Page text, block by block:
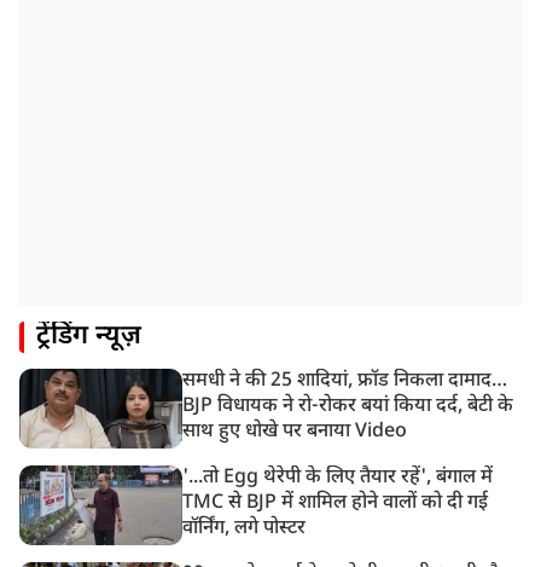
PM मोदी को आया अमेरिकी उपराष्ट्रपति जेडी वेंस का फोन,
8:23 AM
रांची: छात्रों और झारखंड सरकार के बीच आज होगी तीसरे दौर
की बातचीत
ट्रेंडिंग न्यूज़
समधी ने की 25 शादियां, फ्रॉड निकला दामाद…
BJP विधायक ने रो-रोकर बयां किया दर्द, बेटी के
साथ हुए धोखे पर बनाया Video
'...तो Egg थेरेपी के लिए तैयार रहें', बंगाल में
TMC से BJP में शामिल होने वालों को दी गई
वॉर्निंग, लगे पोस्टर